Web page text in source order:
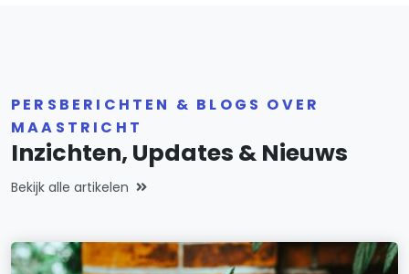
PERSBERICHTEN & BLOGS OVER
MAASTRICHT
Inzichten, Updates & Nieuws
Bekijk alle artikelen